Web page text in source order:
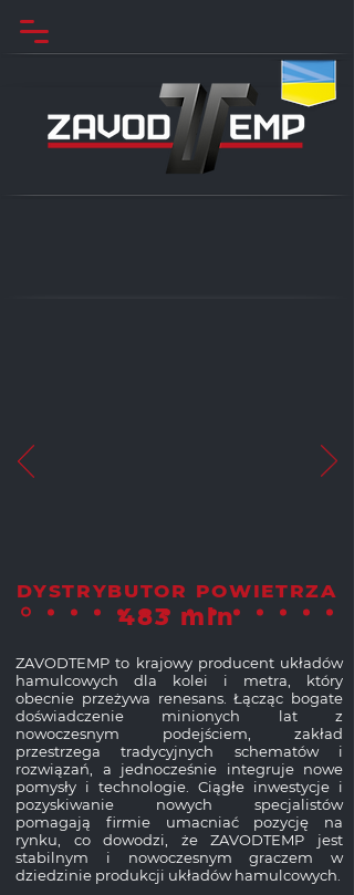
DYSTRYBUTOR POWIETRZA
483 mln
ZAVODTEMP to krajowy producent układów
hamulcowych dla kolei i metra, który
obecnie przeżywa renesans. Łącząc bogate
doświadczenie minionych lat z
nowoczesnym podejściem, zakład
przestrzega tradycyjnych schematów i
rozwiązań, a jednocześnie integruje nowe
pomysły i technologie. Ciągłe inwestycje i
pozyskiwanie nowych specjalistów
pomagają firmie umacniać pozycję na
rynku, co dowodzi, że ZAVODTEMP jest
stabilnym i nowoczesnym graczem w
dziedzinie produkcji układów hamulcowych.